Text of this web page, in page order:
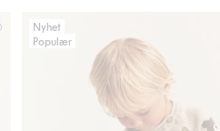
peplumbluse Newbie
Nyhet
Populær